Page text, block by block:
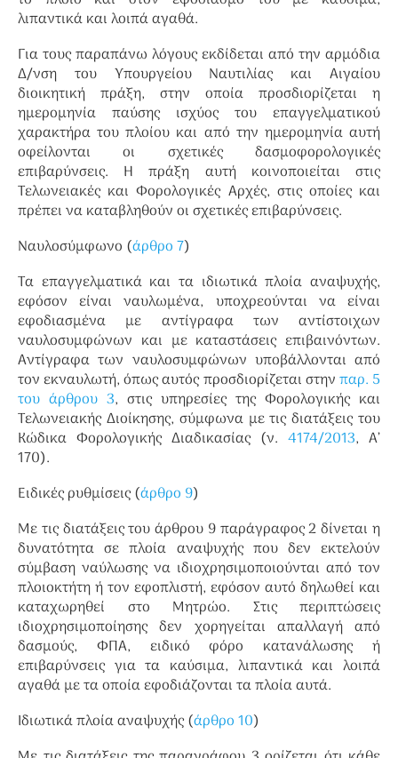
λιπαντικά και λοιπά αγαθά.
Για τους παραπάνω λόγους εκδίδεται από την αρμόδια
Δ/νση του Υπουργείου Ναυτιλίας και Αιγαίου
διοικητική πράξη, στην οποία προσδιορίζεται η
ημερομηνία παύσης ισχύος του επαγγελματικού
χαρακτήρα του πλοίου και από την ημερομηνία αυτή
οφείλονται οι σχετικές δασμοφορολογικές
επιβαρύνσεις. Η πράξη αυτή κοινοποιείται στις
Τελωνειακές και Φορολογικές Αρχές, στις οποίες και
πρέπει να καταβληθούν οι σχετικές επιβαρύνσεις.
Ναυλοσύμφωνο (άρθρο 7)
Τα επαγγελματικά και τα ιδιωτικά πλοία αναψυχής,
εφόσον είναι ναυλωμένα, υποχρεούνται να είναι
εφοδιασμένα με αντίγραφα των αντίστοιχων
ναυλοσυμφώνων και με καταστάσεις επιβαινόντων.
Αντίγραφα των ναυλοσυμφώνων υποβάλλονται από
τον εκναυλωτή, όπως αυτός προσδιορίζεται στηνπαρ. 5
του άρθρου 3, στις υπηρεσίες της Φορολογικής και
Τελωνειακής Διοίκησης, σύμφωνα με τις διατάξεις του
Κώδικα Φορολογικής Διαδικασίας (ν. 4174/2013, Α’
170).
Ειδικές ρυθμίσεις (άρθρο 9)
Με τις διατάξεις του άρθρου 9 παράγραφος 2 δίνεται η
δυνατότητα σε πλοία αναψυχής που δεν εκτελούν
σύμβαση ναύλωσης να ιδιοχρησιμοποιούνται από τον
πλοιοκτήτη ή τον εφοπλιστή, εφόσον αυτό δηλωθεί και
καταχωρηθεί στο Μητρώο. Στις περιπτώσεις
ιδιοχρησιμοποίησης δεν χορηγείται απαλλαγή από
δασμούς, ΦΠΑ, ειδικό φόρο κατανάλωσης ή
επιβαρύνσεις για τα καύσιμα, λιπαντικά και λοιπά
αγαθά με τα οποία εφοδιάζονται τα πλοία αυτά.
Ιδιωτικά πλοία αναψυχής (άρθρο 10)